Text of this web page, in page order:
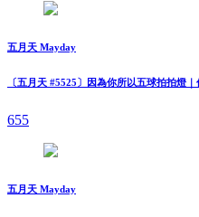
五月天 Mayday
〔五月天 #5525〕因為你所以五球拍拍燈
655
五月天 Mayday